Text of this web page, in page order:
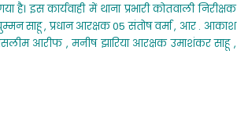
इस कार्यवाही में थाना प्रभारी कोतवाली निरीक्षक
साहू , प्रधान आरक्षक 05 संतोष वर्मा , आर . आकाश
आरीफ , मनीष झारिया आरक्षक उमाशंकर साहू ,